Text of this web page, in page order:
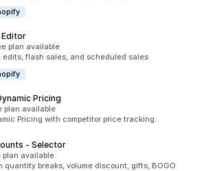
Editor
yhteensä
plan available
edits, flash sales, and scheduled sales
Pricing
plan available
Pricing with competitor price tracking.
‑ Selector
plan available
quantity breaks, volume discount, gifts, BOGO